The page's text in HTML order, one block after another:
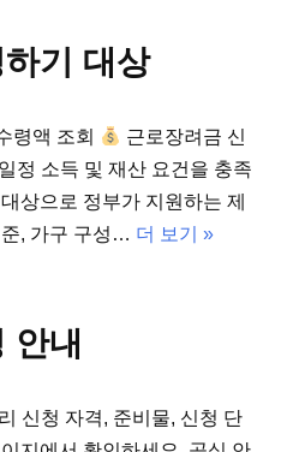
기 대상
령액 조회
근로장려금 신
정 소득 및 재산 요건을 충족
상으로 정부가 지원하는 제
준, 가구 구성… 더 보기 »
안내
신청 자격, 준비물, 신청 단